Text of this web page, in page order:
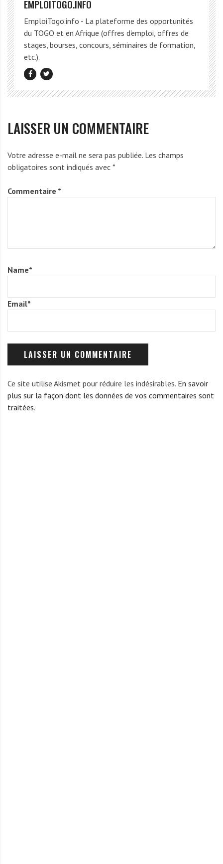
EMPLOITOGO.INFO
EmploiTogo.info - La plateforme des opportunités
du TOGO et en Afrique (offres d'emploi, offres de
stages, bourses, concours, séminaires de formation,
etc.).
LAISSER UN COMMENTAIRE
Votre adresse e-mail ne sera pas publiée. Les champs
obligatoires sont indiqués avec *
Commentaire *
Name*
Email*
Ce site utilise Akismet pour réduire les indésirables. En savoir
plus sur la façon dont les données de vos commentaires sont
traitées.